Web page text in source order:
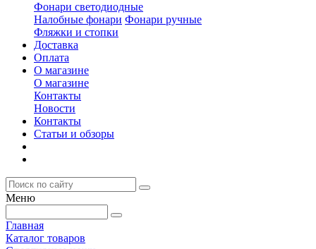
Фонари светодиодные
Налобные фонари Фонари ручные
Фляжки и стопки
Доставка
Оплата
О магазине
О магазине
Контакты
Новости
Контакты
Статьи и обзоры
Меню
Главная
Каталог товаров